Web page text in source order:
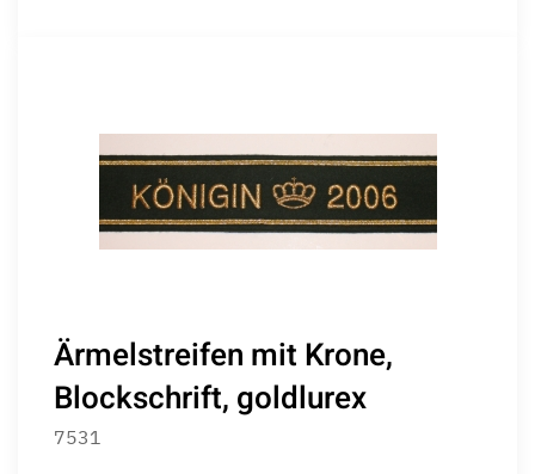
Ärmelstreifen mit Krone,
Blockschrift, goldlurex
7531